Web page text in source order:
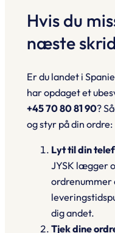
Hvis du
næste
Er du landet i
har opdaget et
+45 70 80 81 90?
og styr på din ordre:
Lyt til din
JYSK lægger
dig andet.
Tjek dine